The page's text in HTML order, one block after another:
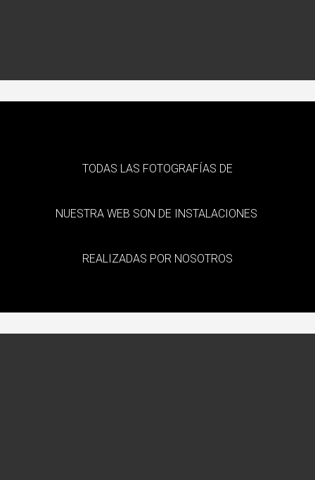
TODAS LAS FOTOGRAFÍAS DE
NUESTRA WEB SON DE INSTALACIONES
REALIZADAS POR NOSOTROS